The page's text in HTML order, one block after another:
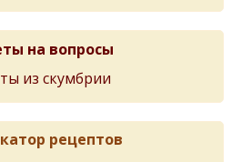
на вопросы
из скумбрии
рецептов